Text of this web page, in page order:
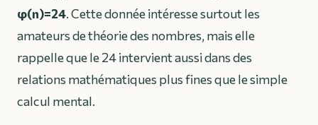
φ(n)=24. Cette donnée intéresse surtout les
amateurs de théorie des nombres, mais elle
rappelle que le 24 intervient aussi dans des
relations mathématiques plus fines que le simple
calcul mental.